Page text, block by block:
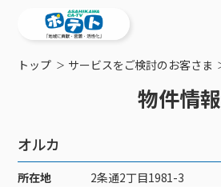
サービス提供エリア
工事・配線について
ご加入中の方
サービス案内
トップ サービスをご検討のお客さま
物件情報
オルカ
所在地
2条通2丁目1981-3